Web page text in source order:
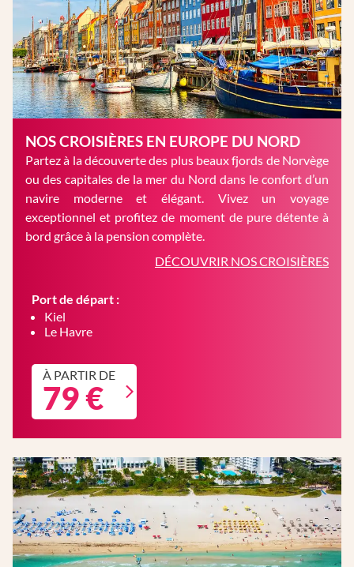
NOS CROISIÈRES EN EUROPE DU NORD
Partez à la découverte des plus beaux fjords de Norvège
ou des capitales de la mer du Nord dans le confort d’un
navire moderne et élégant. Vivez un voyage
exceptionnel et profitez de moment de pure détente à
bord grâce à la pension complète.
DÉCOUVRIR NOS CROISIÈRES
Port de départ :
Kiel
Le Havre
À PARTIR DE
79 €